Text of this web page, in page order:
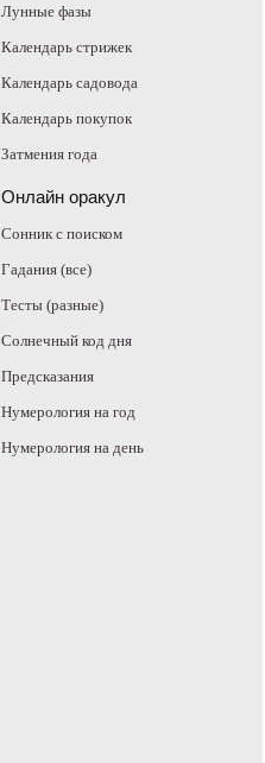
Лунные фазы
Календарь стрижек
Календарь садовода
Календарь покупок
Затмения года
Онлайн оракул
Cонник с поиском
Гадания (все)
Тесты (разные)
Солнечный код дня
Предсказания
Нумерология на год
Нумерология на день